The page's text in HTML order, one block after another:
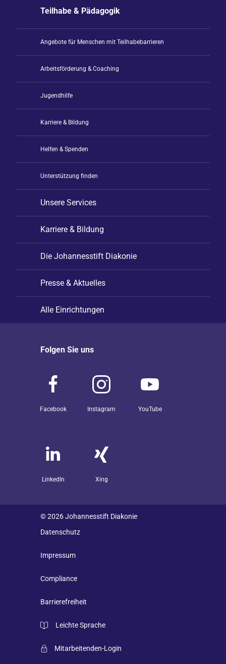
Teilhabe & Pädagogik
Angebote für Menschen mit Teilhabebarrieren
Arbeitsförderung & Coaching
Jugendhilfe
Karriere & Bildung
Helfen & Spenden
Unterstützung finden
Unsere Services
Karriere & Bildung
Die Johannesstift Diakonie
Presse & Aktuelles
Alle Einrichtungen
Folgen Sie uns
Facebook Instagram YouTube
LinkedIn Xing
© 2026 Johannesstift Diakonie
Datenschutz
Impressum
Compliance
Barrierefreiheit
Leichte Sprache
Mitarbeitenden-Login